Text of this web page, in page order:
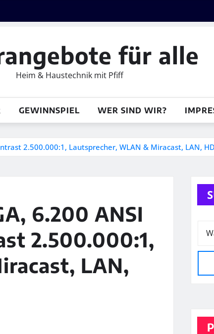
für alle
Heim & Haustechnik mit Pfiff
GEWINNSPIEL WER SIND WIR?
2.500.000:1, Lautsprecher, WLAN & Miracast, LAN,
6.200 ANSI
2.500.000:1,
LAN,